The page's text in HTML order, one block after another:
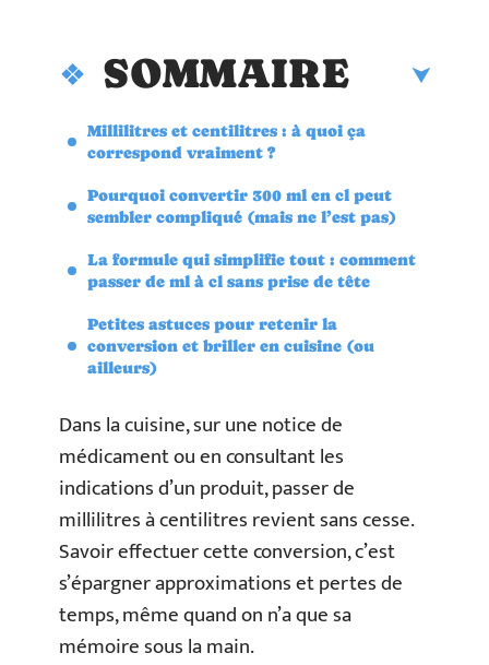
SOMMAIRE
Millilitres et centilitres : à quoi ça
correspond vraiment ?
Pourquoi convertir 300 ml en cl peut
sembler compliqué (mais ne l’est pas)
La formule qui simplifie tout : comment
passer de ml à cl sans prise de tête
Petites astuces pour retenir la
conversion et briller en cuisine (ou
ailleurs)
Dans la cuisine, sur une notice de
médicament ou en consultant les
indications d’un produit, passer de
millilitres à centilitres revient sans cesse.
Savoir effectuer cette conversion, c’est
s’épargner approximations et pertes de
temps, même quand on n’a que sa
mémoire sous la main.